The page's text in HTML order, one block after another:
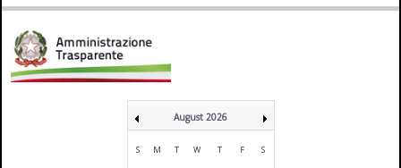
August 2026
S M T W T F S